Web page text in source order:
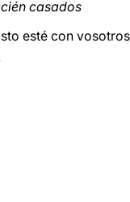
casados
esté con